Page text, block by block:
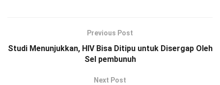
Previous Post
Studi Menunjukkan, HIV Bisa Ditipu untuk Disergap Oleh
Sel pembunuh
Next Post